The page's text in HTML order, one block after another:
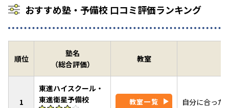
おすすめ塾・予備校 口コミ評価ランキング
順位
塾名
（総合評価）
教室
1
東進ハイスクール・
東進衛星予備校
教室一覧 自分に合った